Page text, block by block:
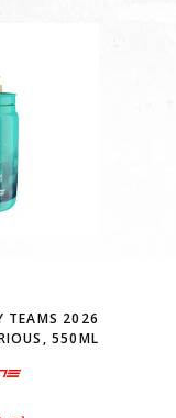
TEAMS 2026
550ML